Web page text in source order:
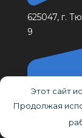
625047, г.
9
Этот сайт
Продолжая